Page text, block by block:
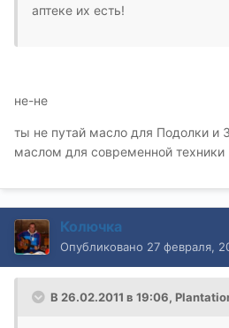
аптеке их есть!
не-не
ты не путай масло для Подолки и
маслом для современной техники
Колючка
Опубликовано 27 февраля,
В 26.02.2011 в 19:06,